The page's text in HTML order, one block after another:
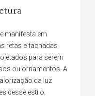
manifesta em
retas e fachadas
para serem
ou ornamentos. A
da luz
desse estilo.